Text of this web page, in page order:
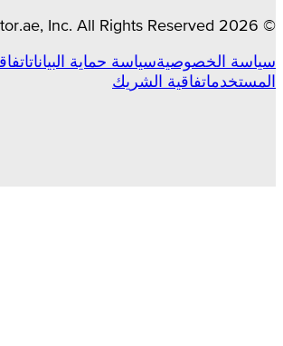
©
2026
, Inc. All Rights Reserved
سياسة الخصوصيةسياسة حماية البيانات
المستخدماتفاقية الشريك